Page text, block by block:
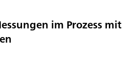
im Prozess mit